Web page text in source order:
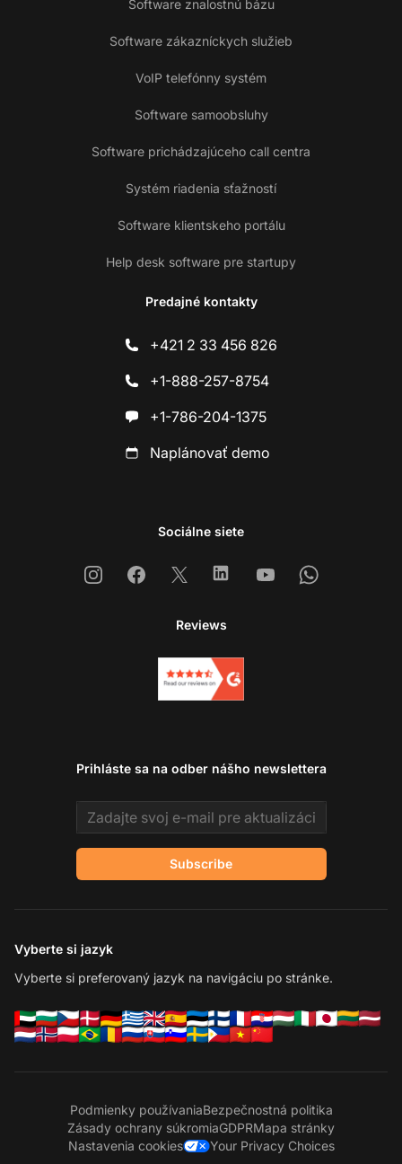
Software znalostnú bázu
Software zákazníckych služieb
VoIP telefónny systém
Software samoobsluhy
Software prichádzajúceho call centra
Systém riadenia sťažností
Software klientskeho portálu
Help desk software pre startupy
Predajné kontakty
+421 2 33 456 826
+1-888-257-8754
+1-786-204-1375
Naplánovať demo
Sociálne siete
InstagramFacebook
X LinkedinYoutubeWhatsapp
Reviews
Prihláste sa na odber nášho newslettera
Email address
Subscribe
Vyberte si jazyk
Vyberte si preferovaný jazyk na navigáciu po stránke.
Podmienky používaniaBezpečnostná politika
Zásady ochrany súkromiaGDPRMapa stránky
Nastavenia cookies
Your Privacy Choices